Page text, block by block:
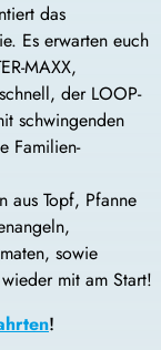
das
Es erwarten euch
MAXX,
der LOOP-
schwingenden
Familien-
aus Topf, Pfanne
sowie
mit am Start!
!